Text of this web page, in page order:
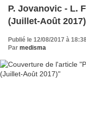
P. Jovanovic - L.
(Juillet-Août 2017)
Publié le 12/08/2017 à
Par medisma